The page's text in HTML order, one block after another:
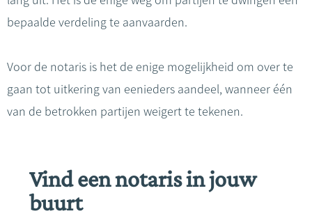
bepaalde verdeling te aanvaarden.
Voor de notaris is het de enige mogelijkheid om over te
gaan tot uitkering van eenieders aandeel, wanneer één
van de betrokken partijen weigert te tekenen.
Vind een notaris in jouw
buurt